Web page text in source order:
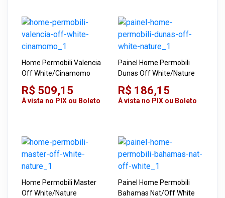
Home Permobili Valencia
Off White/Cinamomo
R$ 509,15
À vista no PIX ou Boleto
Painel Home Permobili
Dunas Off White/Nature
R$ 186,15
À vista no PIX ou Boleto
Home Permobili Master
Off White/Nature
Painel Home Permobili
Bahamas Nat/Off White